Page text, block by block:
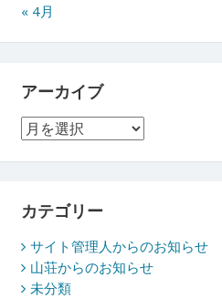
« 4月
アーカイブ
ア
ー
カ
ブ
カテゴリー
サイト管理人からのお知らせ
山荘からのお知らせ
未分類